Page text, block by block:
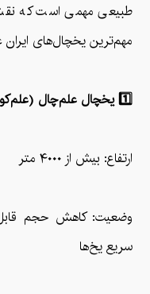
طبیعی مهمی است که
مهم‌ترین یخچال‌های ایران
1️⃣ یخچال علم‌چال (علم‌کوه)
ارتفاع: بیش از ۴۰۰۰ متر
وضعیت: کاهش حجم
سریع یخ‌ها